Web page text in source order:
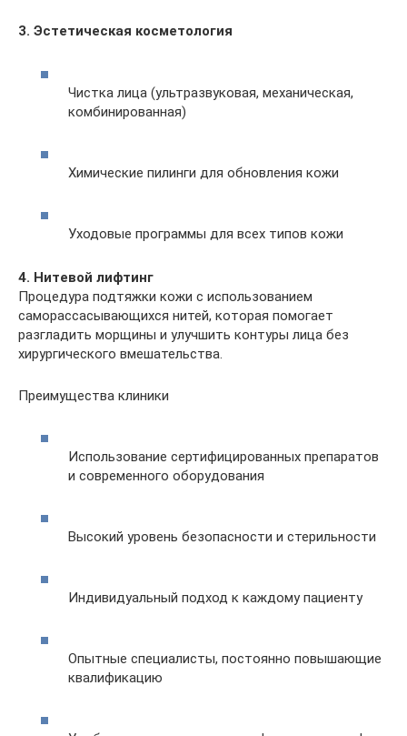
3. Эстетическая косметология
Чистка лица (ультразвуковая, механическая,
комбинированная)
Химические пилинги для обновления кожи
Уходовые программы для всех типов кожи
4. Нитевой лифтинг
Процедура подтяжки кожи с использованием
саморассасывающихся нитей, которая помогает
разгладить морщины и улучшить контуры лица без
хирургического вмешательства.
Преимущества клиники
Использование сертифицированных препаратов
и современного оборудования
Высокий уровень безопасности и стерильности
Индивидуальный подход к каждому пациенту
Опытные специалисты, постоянно повышающие
квалификацию